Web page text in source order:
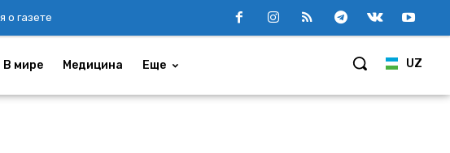
о газете
UZ
В мире Медицина Еще